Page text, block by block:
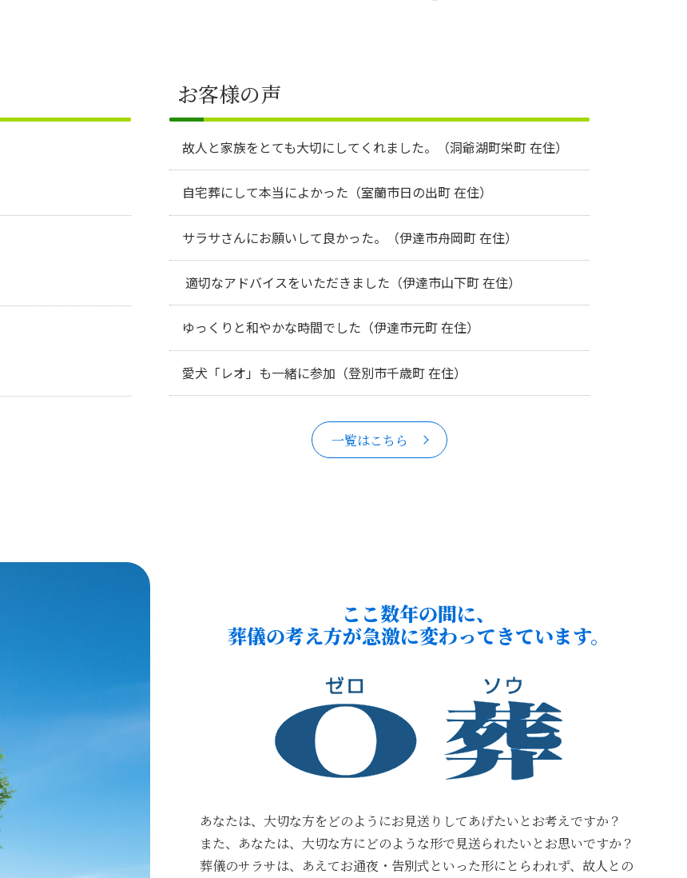
お客様の声
故人と家族をとても大切にしてくれました。（洞爺湖町栄町 在住）
自宅葬にして本当によかった（室蘭市日の出町 在住）
サラサさんにお願いして良かった。（伊達市舟岡町 在住）
適切なアドバイスをいただきました（伊達市山下町 在住）
ゆっくりと和やかな時間でした（伊達市元町 在住）
愛犬「レオ」も一緒に参加（登別市千歳町 在住）
一覧はこちら
ここ数年の間に、
葬儀の考え方が急激に変わってきています。
あなたは、大切な方をどのようにお見送りしてあげたいとお考えですか？
また、あなたは、大切な方にどのような形で見送られたいとお思いですか？
葬儀のサラサは、あえてお通夜・告別式といった形にとらわれず、故人との